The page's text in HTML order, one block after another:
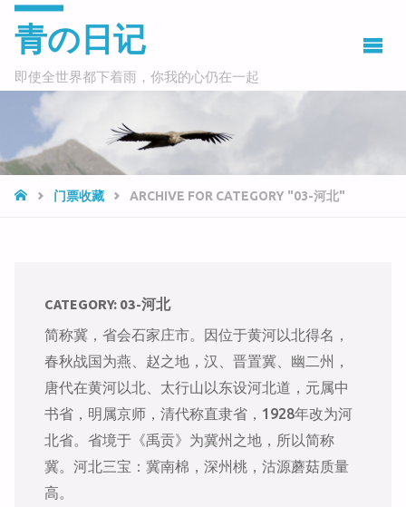
青の日记
即使全世界都下着雨，你我的心仍在一起
HOME门票收藏 ARCHIVE FOR CATEGORY "03-河北"
CATEGORY: 03-河北
简称冀，省会石家庄市。因位于黄河以北得名，
春秋战国为燕、赵之地，汉、晋置冀、幽二州，
唐代在黄河以北、太行山以东设河北道，元属中
书省，明属京师，清代称直隶省，1928年改为河
北省。省境于《禹贡》为冀州之地，所以简称
冀。河北三宝：冀南棉，深州桃，沽源蘑菇质量
高。